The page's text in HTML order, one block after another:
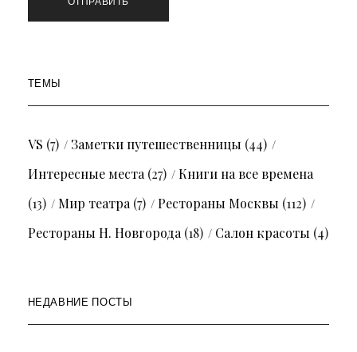
ТЕМЫ
VS (7) Заметки путешественницы (44)
Интересные места(27)
Книги на все времена
(13)
Мир театра(7) Рестораны Москвы (112)
Рестораны Н. Новгорода(18) Салон красоты (4)
НЕДАВНИЕ ПОСТЫ